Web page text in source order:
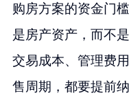
购房方案的资金门
是房产资产，而不
交易成本、管理费
售周期，都要提前